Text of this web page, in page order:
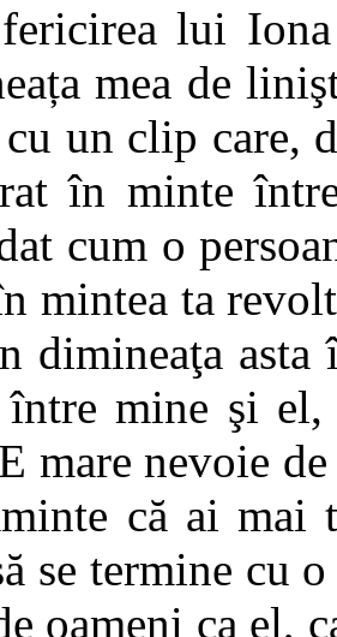
lui
mea de
un clip care,
în minte
cum o
mintea ta
dimineaţa asta
mine şi
mare nevoie
că ai mai
se termine cu
oameni ca el,